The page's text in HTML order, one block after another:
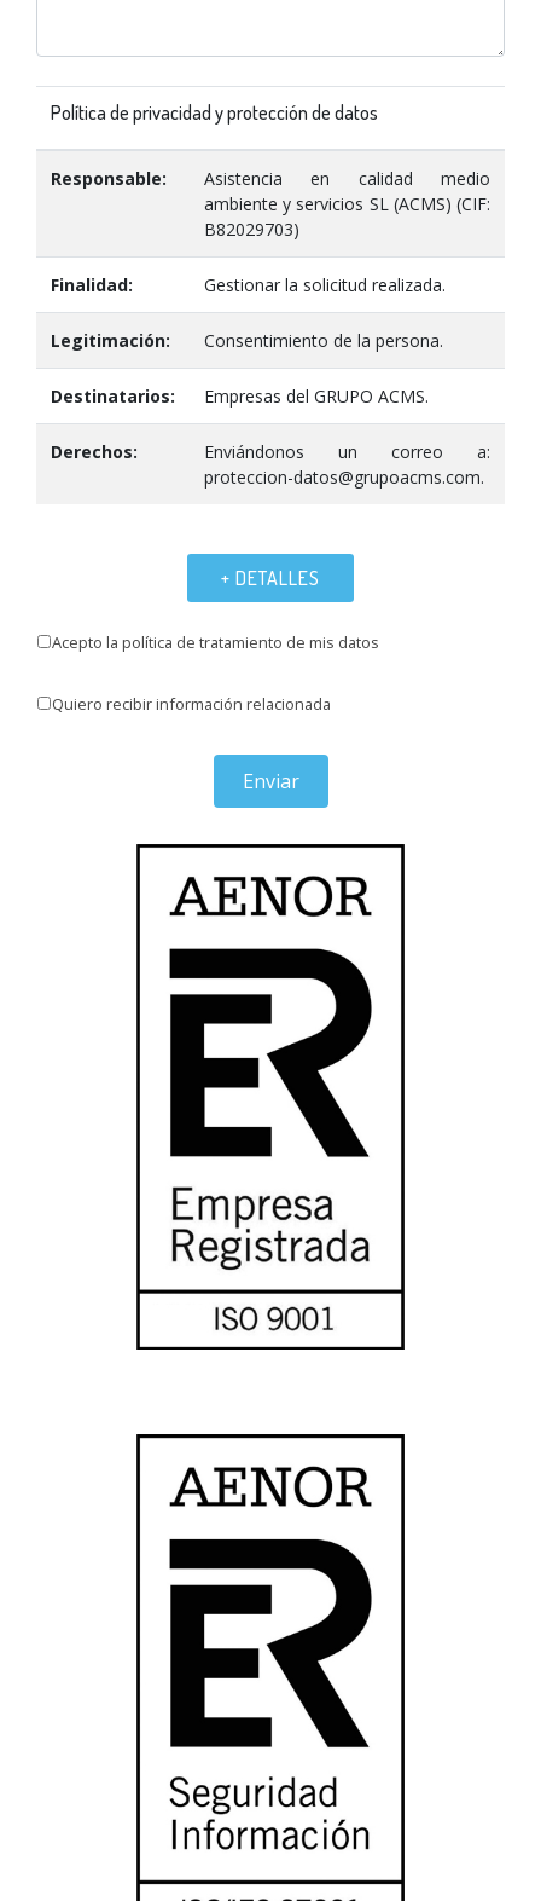
Política de privacidad y protección de datos
Responsable:
Asistencia en calidad medio
ambiente y servicios SL (ACMS) (CIF:
B82029703)
Finalidad: Gestionar la solicitud realizada.
Legitimación: Consentimiento de la persona.
Destinatarios: Empresas del GRUPO ACMS.
Derechos:
Enviándonos un correo a:
proteccion-datos@grupoacms.com.
+ DETALLES
Acepto la política de tratamiento de mis datos
Quiero recibir información relacionada
Enviar